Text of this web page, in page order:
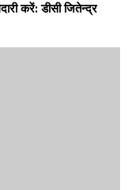
करें: डीसी जितेन्द्र